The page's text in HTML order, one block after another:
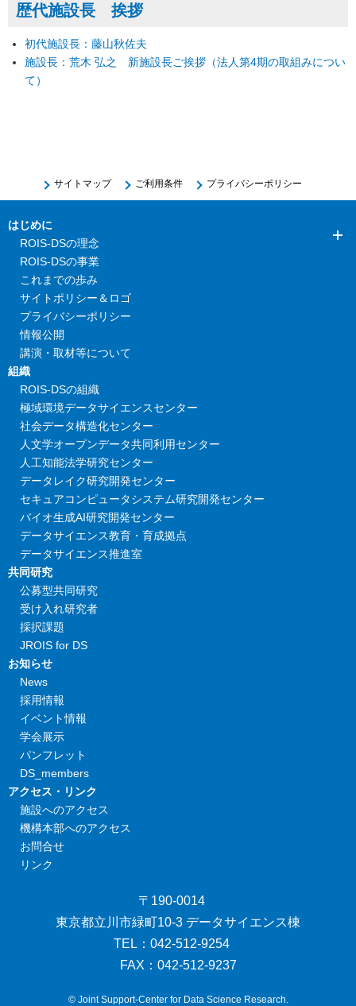
歴代施設長 挨拶
初代施設長：藤山秋佐夫
施設長：荒木 弘之 新施設長ご挨拶（法人第4期の取組みについ
て）
サイトマップ ご利用条件 プライバシーポリシー
はじめに
ROIS-DSの理念
ROIS-DSの事業
これまでの歩み
サイトポリシー＆ロゴ
プライバシーポリシー
情報公開
講演・取材等について
組織
ROIS-DSの組織
極域環境データサイエンスセンター
社会データ構造化センター
人文学オープンデータ共同利用センター
人工知能法学研究センター
データレイク研究開発センター
セキュアコンピュータシステム研究開発センター
バイオ生成AI研究開発センター
データサイエンス教育・育成拠点
データサイエンス推進室
共同研究
公募型共同研究
受け入れ研究者
採択課題
JROIS for DS
お知らせ
News
採用情報
イベント情報
学会展示
パンフレット
DS_members
アクセス・リンク
施設へのアクセス
機構本部へのアクセス
お問合せ
リンク
〒190-0014
東京都立川市緑町10-3 データサイエンス棟
TEL：042-512-9254
FAX：042-512-9237
© Joint Support-Center for Data Science Research.